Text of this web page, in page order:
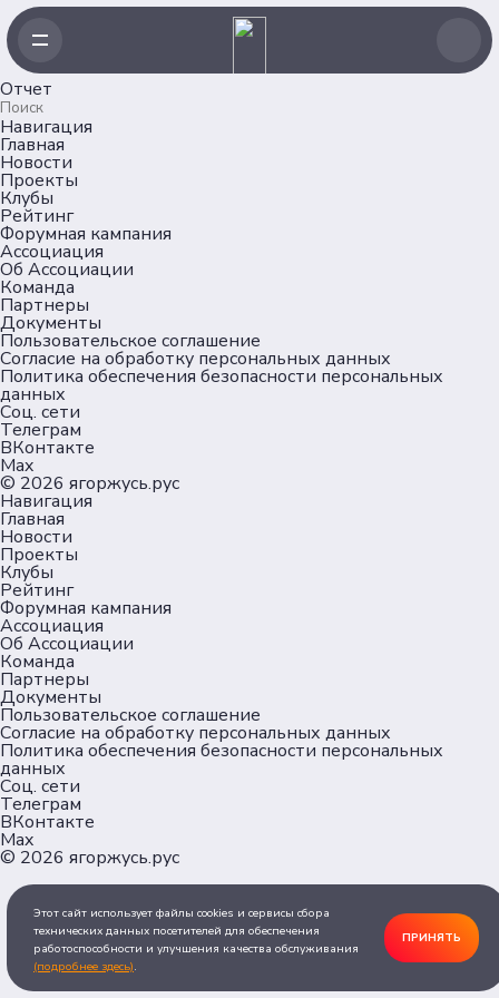
Отчет
Навигация
Главная
Новости
Проекты
Клубы
Рейтинг
Форумная кампания
Ассоциация
Об Ассоциации
Команда
Партнеры
Документы
Пользовательское соглашение
Согласие на обработку персональных данных
Политика обеспечения безопасности персональных
данных
Соц. сети
Телеграм
ВКонтакте
Max
© 2026 ягоржусь.рус
Навигация
Главная
Новости
Проекты
Клубы
Рейтинг
Форумная кампания
Ассоциация
Об Ассоциации
Команда
Партнеры
Документы
Пользовательское соглашение
Согласие на обработку персональных данных
Политика обеспечения безопасности персональных
данных
Соц. сети
Телеграм
ВКонтакте
Max
© 2026 ягоржусь.рус
Этот сайт использует файлы cookies и сервисы сбора
технических данных посетителей для обеспечения
работоспособности и улучшения качества обслуживания
(подробнее здесь).
ПРИНЯТЬ